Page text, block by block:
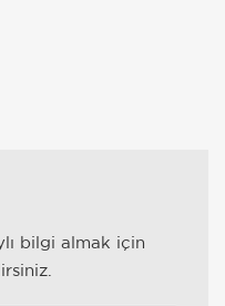
bilgi almak için